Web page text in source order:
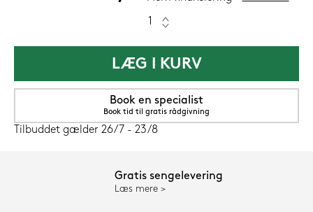
LÆG I KURV
Book en specialist
Book tid til gratis rådgivning
Tilbuddet gælder 26/7 - 23/8
Gratis sengelevering
Læs mere